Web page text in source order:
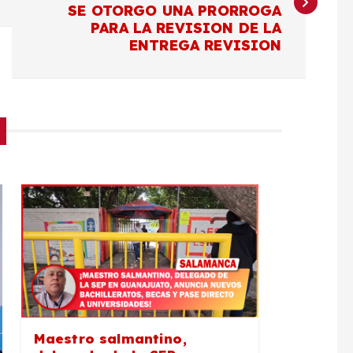
SE OTORGO UNA PRORROGA
PARA LA REVISION DE LA
ENTREGA REVISION
Maestro salmantino,